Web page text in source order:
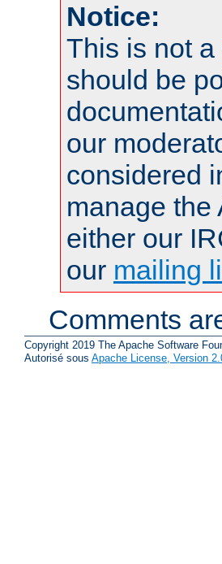
Notice:
This is not
should be
our
considered
manage the
either our
our mailing
Comments
Copyright 2019 The Apache Software
Autorisé sous Apache License, Version